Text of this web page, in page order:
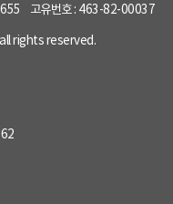
고유번호 : 463-82-00037
rights reserved.